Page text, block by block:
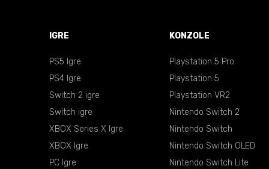
IGRE
PS5 Igre
PS4 Igre
Switch 2 igre
Switch igre
XBOX Series X Igre
XBOX Igre
PC Igre
KONZOLE
Playstation 5 Pro
Playstation 5
Playstation VR2
Nintendo Switch 2
Nintendo Switch
Nintendo Switch OLED
Nintendo Switch Lite